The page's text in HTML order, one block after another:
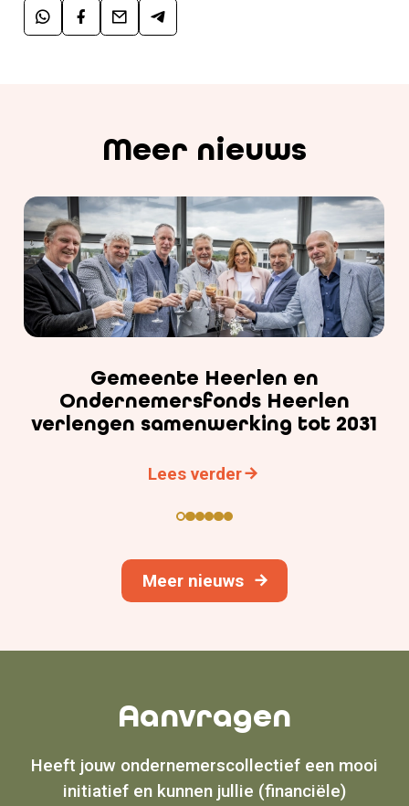
Meer nieuws
Gemeente Heerlen en
Ondernemersfonds Heerlen
verlengen samenwerking tot 2031
Lees verder
Meer nieuws
Aanvragen
Heeft jouw ondernemerscollectief een mooi
initiatief en kunnen jullie (financiële)